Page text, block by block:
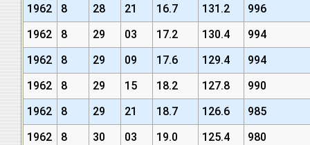
1962
8 28 21 16.7 131.2
996
1962
8 29 03 17.2 130.4
994
1962
8 29 09 17.6 129.4
994
1962
8 29 15 18.2 127.8
990
1962
8 29 21 18.7 126.6
985
1962
8 30 03 19.0 125.4
980